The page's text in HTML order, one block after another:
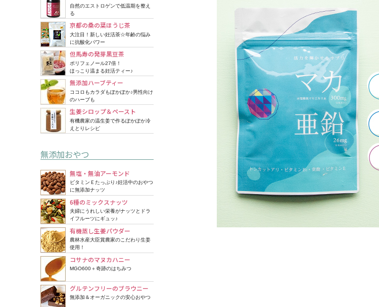
自然のエストロゲンで低温期を整え
る
京都の桑の葉ほうじ茶
大注目！新しい妊活茶☆年齢の悩み
に抗酸化パワー
但馬寿の発芽黒豆茶
ポリフェノール27倍！
ほっこり温まる妊活ティー♪
無添加ハーブティー
ココロもカラダもぽかぽか♪男性向け
のハーブも
生姜シロップ＆ペースト
有機農家の温生姜で作るぽかぽか冷
えとりレシピ
無添加おやつ
無塩・無油アーモンド
ビタミンＥたっぷり♪妊活中のおやつ
に無添加ナッツ
6種のミックスナッツ
夫婦にうれしい栄養がナッツとドラ
イフルーツにギュッ♪
有機蒸し生姜パウダー
農林水産大臣賞農家のこだわり生姜
使用！
コサナのマヌカハニー
MGO600＋奇跡のはちみつ
グルテンフリーのブラウニー
無添加＆オーガニックの安心おやつ